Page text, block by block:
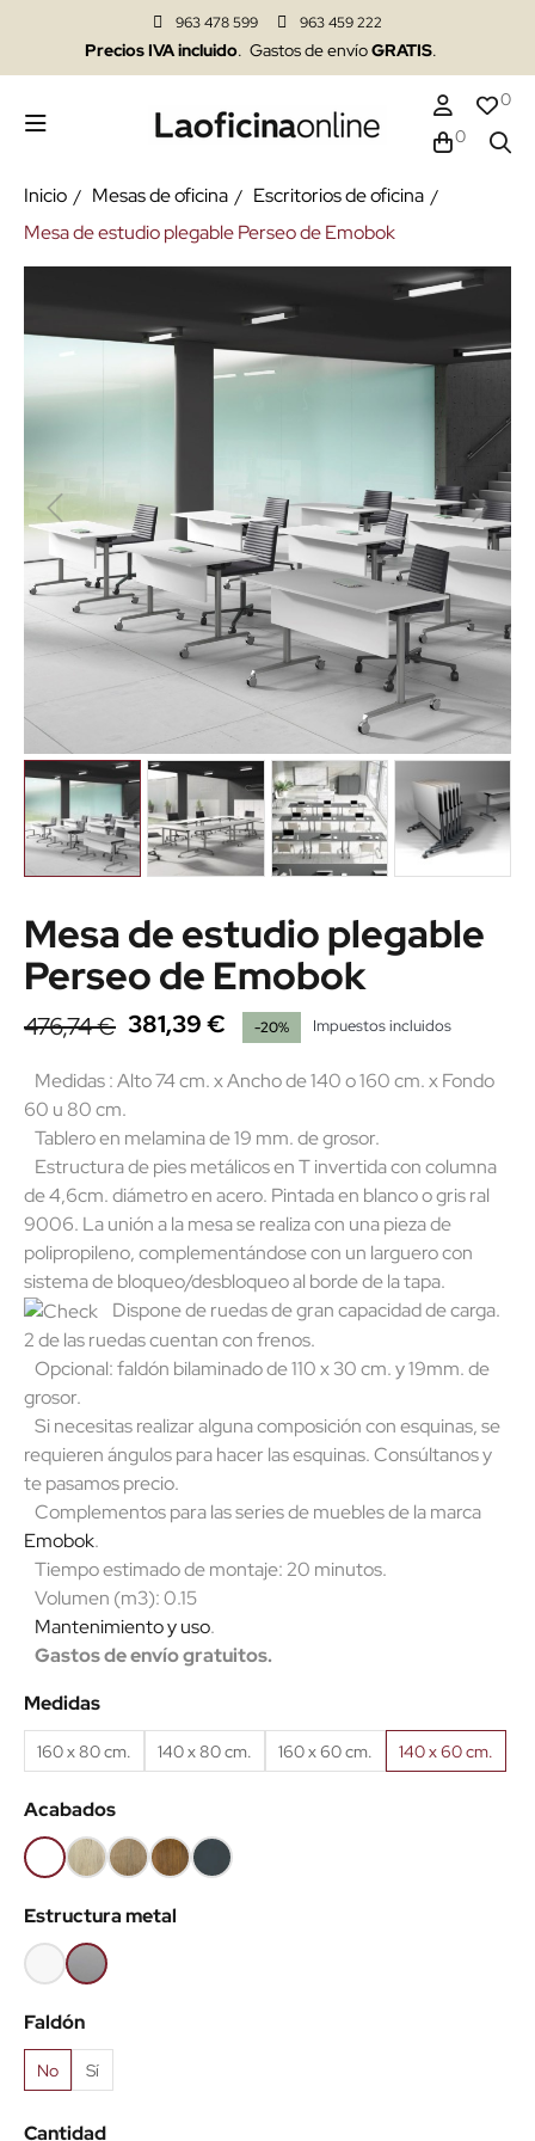
963 478 599 963 459 222
Precios IVA incluido. Gastos de envíoGRATIS.
0
0
Inicio Mesas de oficina
Escritorios de oficina
Mesa de estudio plegable Perseo de Emobok
Mesa de estudio plegable
Perseo de Emobok
476,74 € 381,39 € -20% Impuestos incluidos
Medidas : Alto 74 cm. x Ancho de 140 o 160 cm. x Fondo
60 u 80 cm.
Tablero en melamina de 19 mm. de grosor.
Estructura de pies metálicos en T invertida con columna
de 4,6cm. diámetro en acero. Pintada en blanco o gris ral
9006. La unión a la mesa se realiza con una pieza de
polipropileno, complementándose con un larguero con
sistema de bloqueo/desbloqueo al borde de la tapa.
Dispone de ruedas de gran capacidad de carga.
2 de las ruedas cuentan con frenos.
Opcional: faldón bilaminado de 110 x 30 cm. y 19mm. de
grosor.
Si necesitas realizar alguna composición con esquinas, se
requieren ángulos para hacer las esquinas. Consúltanos y
te pasamos precio.
Complementos para las series de muebles de la marca
Emobok.
Tiempo estimado de montaje: 20 minutos.
Volumen (m3): 0.15
Mantenimiento y uso.
Gastos de envío gratuitos.
Medidas
160 x 80 cm. 140 x 80 cm. 160 x 60 cm. 140 x 60 cm.
Acabados
Blanco
(EMB)
Roble
claro
(EMB)
Roble
Nuez
(EMB)
Roble
viejo
(EMB)
Antracita
(EMB)
Estructura metal
BlancoGris
aluminio
Faldón
No Sí
Cantidad